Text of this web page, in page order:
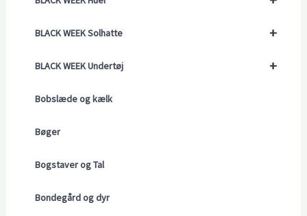
+
BLACK WEEK Solhatte
+
BLACK WEEK Undertøj
Bobslæde og kælk
Bøger
Bogstaver og Tal
Bondegård og dyr